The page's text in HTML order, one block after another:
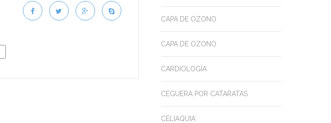
CAPA DE OZONO
CAPA DE OZONO
CARDIOLOGÍA
CEGUERA POR CATARATAS
CELIAQUIA